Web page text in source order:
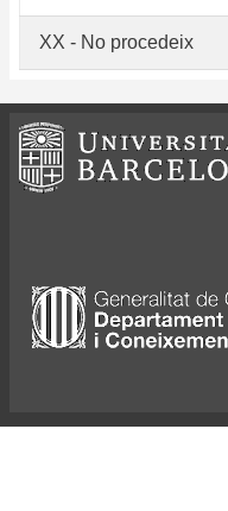
XX - No procedeix